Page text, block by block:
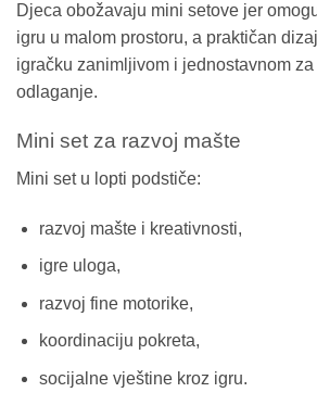
Djeca obožavaju mini setove jer
igru u malom prostoru, a praktičan
igračku zanimljivom i jednostavnom
odlaganje.
Mini set za razvoj mašte
Mini set u lopti podstiče:
razvoj mašte i kreativnosti,
igre uloga,
razvoj fine motorike,
koordinaciju pokreta,
socijalne vještine kroz igru.